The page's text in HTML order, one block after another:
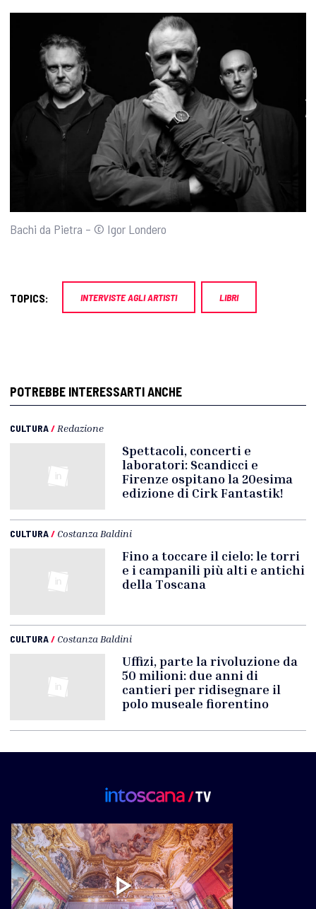
Bachi da Pietra – © Igor Londero
TOPICS: INTERVISTE AGLI ARTISTI LIBRI
POTREBBE INTERESSARTI ANCHE
CULTURA/ Redazione
Spettacoli, concerti e
laboratori: Scandicci e
Firenze ospitano la 20esima
edizione di Cirk Fantastik!
CULTURA/ Costanza Baldini
Fino a toccare il cielo: le torri
e i campanili più alti e antichi
della Toscana
CULTURA/ Costanza Baldini
Uffizi, parte la rivoluzione da
50 milioni: due anni di
cantieri per ridisegnare il
polo museale fiorentino